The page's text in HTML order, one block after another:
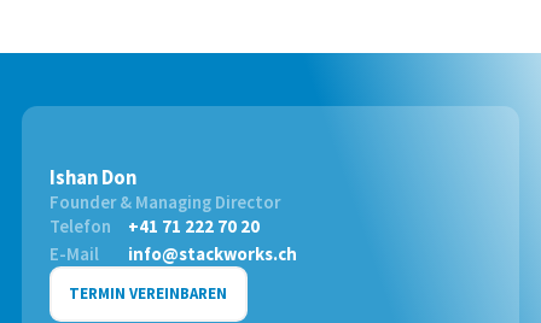
Ishan Don
Founder & Managing Director
Telefon
+41 71 222 70 20
E-Mail
info@stackworks.ch
TERMIN VEREINBAREN